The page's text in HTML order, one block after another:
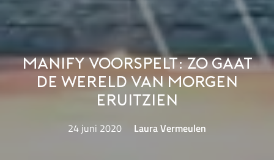
MANIFY voorspelt: zo gaat
de wereld van morgen
eruitzien
24 juni 2020 Laura Vermeulen